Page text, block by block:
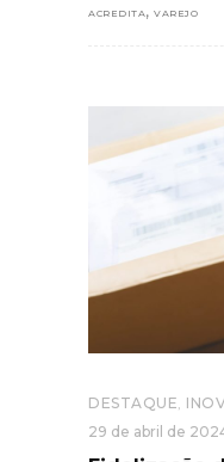
ACREDITA , VAREJO
DESTAQUE
29 de abril de